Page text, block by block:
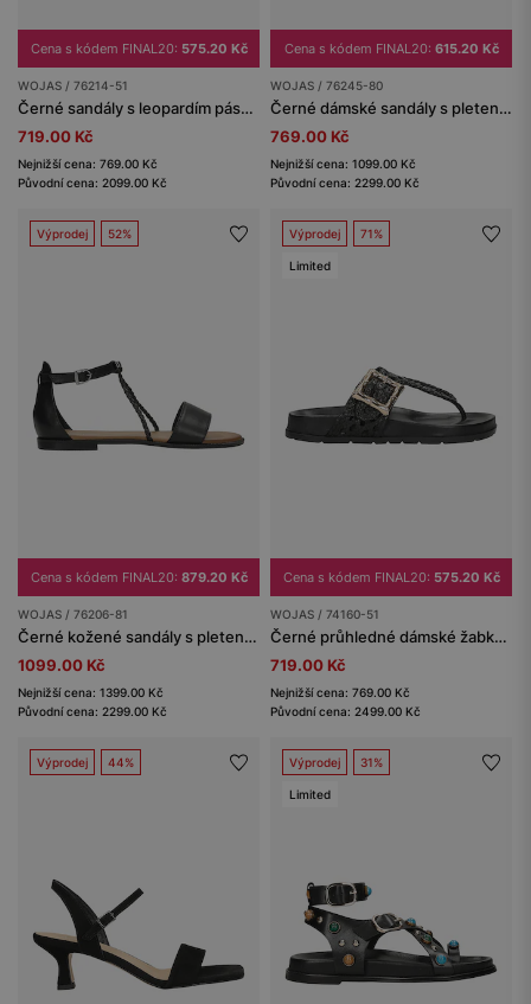
Cena s kódem FINAL20: 575.20 Kč
WOJAS / 76214-51
Černé sandály s leopardím páskem
719.00 Kč
Nejnižší cena: 769.00 Kč
Původní cena: 2099.00 Kč
Cena s kódem FINAL20: 615.20 Kč
WOJAS / 76245-80
Černé dámské sandály s pleteným béžovým vzorem
769.00 Kč
Nejnižší cena: 1099.00 Kč
Původní cena: 2299.00 Kč
Výprodej 52%
Cena s kódem FINAL20: 879.20 Kč
WOJAS / 76206-81
Černé kožené sandály s pletenými řemínky
1099.00 Kč
Nejnižší cena: 1399.00 Kč
Původní cena: 2299.00 Kč
Výprodej 71%
Limited
Cena s kódem FINAL20: 575.20 Kč
WOJAS / 74160-51
Černé průhledné dámské žabky se zlatou přezkou
719.00 Kč
Nejnižší cena: 769.00 Kč
Původní cena: 2499.00 Kč
Výprodej 44% Výprodej 31%
Limited